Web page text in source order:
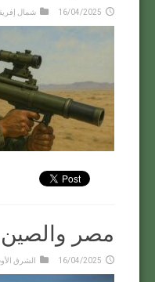
16/04/2025 شمال
مصر والصين
16/04/2025 الشرق